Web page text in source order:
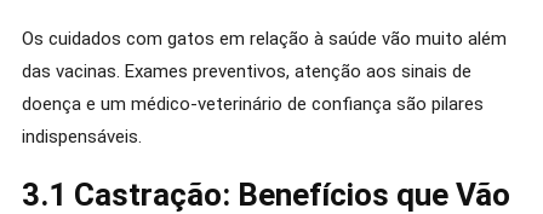
Os cuidados com gatos em relação à saúde vão muito além
das vacinas. Exames preventivos, atenção aos sinais de
doença e um médico-veterinário de confiança são pilares
indispensáveis.
3.1 Castração: Benefícios que Vão